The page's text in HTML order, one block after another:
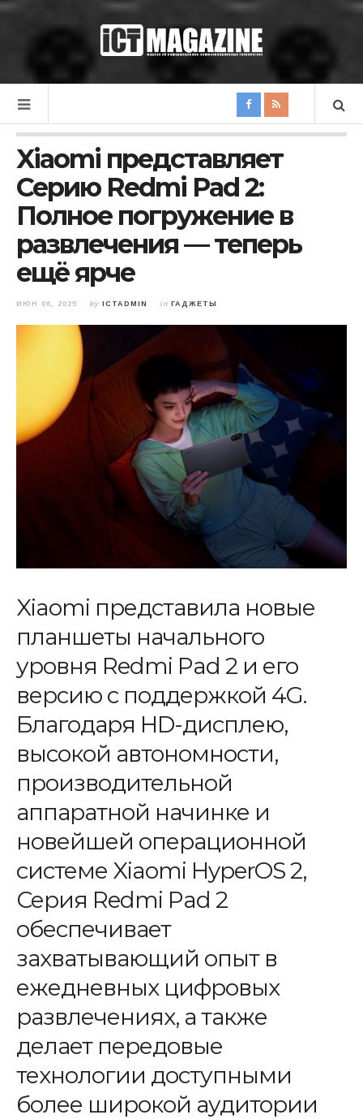
Xiaomi представляет
Серию Redmi Pad 2:
Полное погружение в
развлечения — теперь
ещё ярче
ИЮН 06, 2025 by ICTADMIN in ГАДЖЕТЫ
Xiaomi представила новые
планшеты начального
уровня Redmi Pad 2 и его
версию с поддержкой 4G.
Благодаря HD-дисплею,
высокой автономности,
производительной
аппаратной начинке и
новейшей операционной
системе Xiaomi HyperOS 2,
Серия Redmi Pad 2
обеспечивает
захватывающий опыт в
ежедневных цифровых
развлечениях, а также
делает передовые
технологии доступными
более широкой аудитории